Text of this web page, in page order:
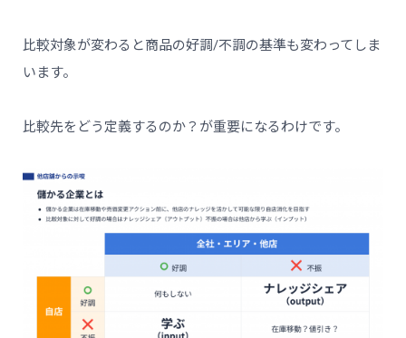
比較対象が変わると商品の好調/不調の基準も変わってしま
います。
比較先をどう定義するのか？が重要になるわけです。